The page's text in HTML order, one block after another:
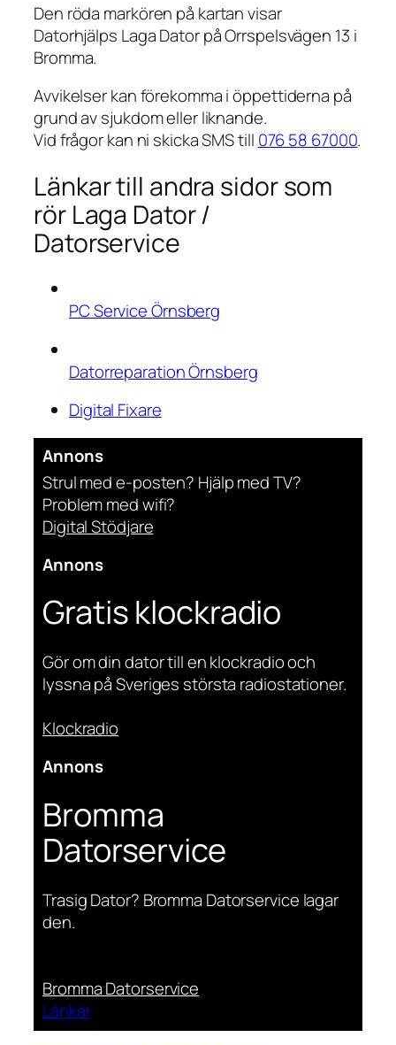
Den röda markören på kartan visar
Datorhjälps Laga Dator på Orrspelsvägen 13 i
Bromma.
Avvikelser kan förekomma i öppettiderna på
grund av sjukdom eller liknande.
Vid frågor kan ni skicka SMS till 076 58 67000.
Länkar till andra sidor som
rör Laga Dator /
Datorservice
PC Service Örnsberg
Datorreparation Örnsberg
Digital Fixare
Annons
Strul med e-posten? Hjälp med TV?
Problem med wifi?
Digital Stödjare
Annons
Gratis klockradio
Gör om din dator till en klockradio och
lyssna på Sveriges största radiostationer.
Klockradio
Annons
Bromma
Datorservice
Trasig Dator? Bromma Datorservice lagar
den.
Bromma Datorservice
Länkar